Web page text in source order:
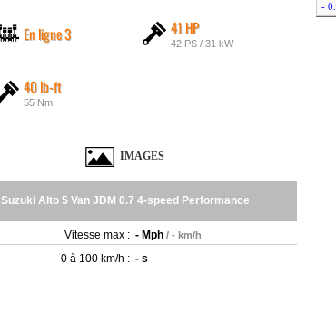
En ligne 3 41 HP
42 PS / 31 kW
40 lb-ft
55 Nm
IMAGES
Suzuki Alto 5 Van JDM 0.7 4-speed Performance
Vitesse max : - Mph / - km/h
0 à 100 km/h : - s
-